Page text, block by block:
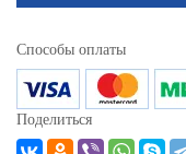
Способы оплаты
Поделиться